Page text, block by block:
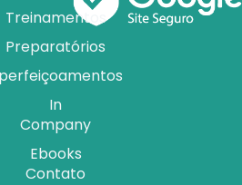
Treinamentos
Preparatórios
In
Company
Ebooks
Contato